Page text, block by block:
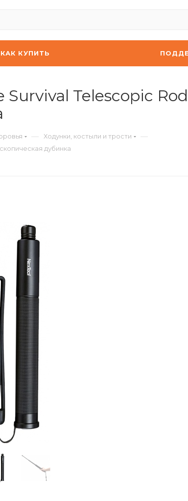
КАК КУПИТЬ
Telescopic
— Ходунки, костыли и трости —
дубинка